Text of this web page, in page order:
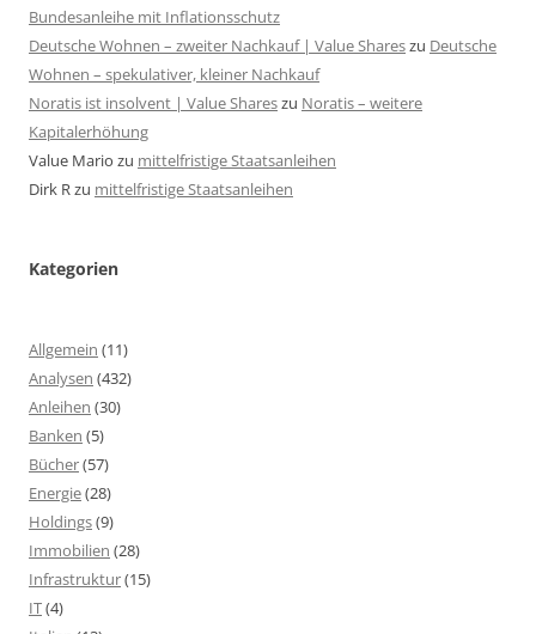
Bundesanleihe mit Inflationsschutz
Deutsche Wohnen – zweiter Nachkauf | Value Shareszu Deutsche
Wohnen – spekulativer, kleiner Nachkauf
Noratis ist insolvent | Value Shareszu Noratis – weitere
Kapitalerhöhung
Value Mario zu mittelfristige Staatsanleihen
Dirk Rzu mittelfristige Staatsanleihen
Kategorien
Allgemein (11)
Analysen (432)
Anleihen (30)
Banken (5)
Bücher(57)
Energie(28)
Holdings(9)
Immobilien (28)
Infrastruktur(15)
IT(4)